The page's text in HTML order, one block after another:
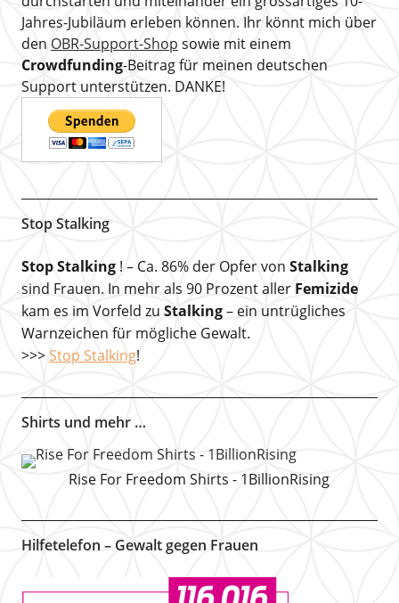
Jahres-Jubiläum erleben können. Ihr könnt mich über
den OBR-Support-Shop sowie mit einem
Crowdfunding-Beitrag für meinen deutschen
Support unterstützen. DANKE!
Stop Stalking
Stop Stalking! – Ca. 86% der Opfer von Stalking
sind Frauen. In mehr als 90 Prozent aller Femizide
kam es im Vorfeld zu Stalking– ein untrügliches
Warnzeichen für mögliche Gewalt.
>>> Stop Stalking!
Shirts und mehr …
Rise For Freedom Shirts - 1BillionRising
Hilfetelefon – Gewalt gegen Frauen